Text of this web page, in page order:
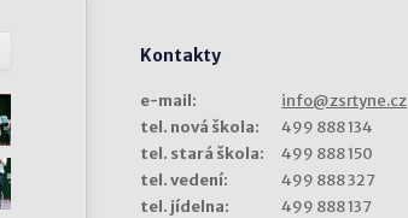
Kontakty
e-mail:
info@zsrtyne.cz
tel. nová škola:
499 888 134
tel. stará škola:
499 888 150
tel. vedení:
499 888 327
tel. jídelna:
499 888 137